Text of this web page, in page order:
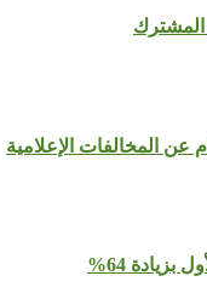
المشترك
عن المخالفات الإعلامية